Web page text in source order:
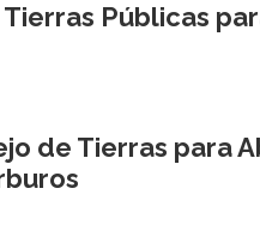
Públicas
de Tierras para